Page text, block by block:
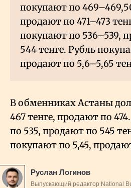
покупают по
продают по 471–473
покупают по 536–539,
544 тенге. Рубль
продают по 5,6–5,65
В обменниках Астаны
467 тенге, продают по
по 535, продают по 545
покупают по 5,45,
Руслан Логинов
Выпускающий редактор National